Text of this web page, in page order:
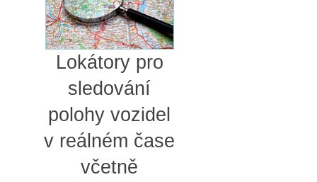
Lokátory pro
sledování
polohy vozidel
v reálném čase
včetně